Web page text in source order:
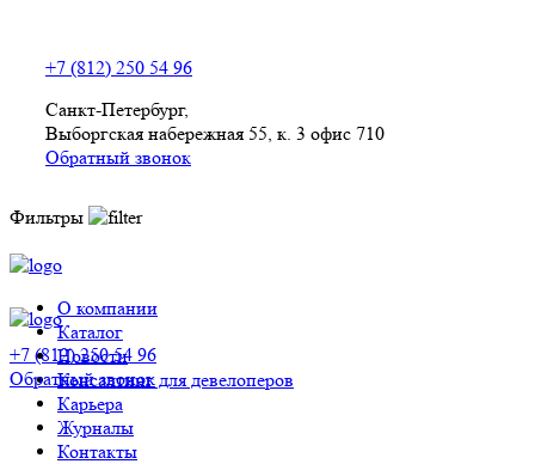
+7 (812) 250 54 96
Санкт-Петербург,
Выборгская набережная 55, к. 3 офис 710
Обратный звонок
Фильтры
О компании
Каталог
Новости
Консалтинг для девелоперов
Карьера
Журналы
Контакты
+7 (812) 250 54 96
Обратный звонок